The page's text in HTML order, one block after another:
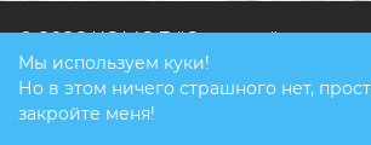
© 2026 КОМОД "Ступени"
Мы используем куки!
Но в этом ничего страшного нет,
закройте меня!